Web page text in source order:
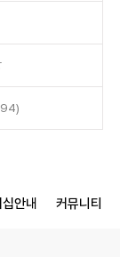
안내 커뮤니티